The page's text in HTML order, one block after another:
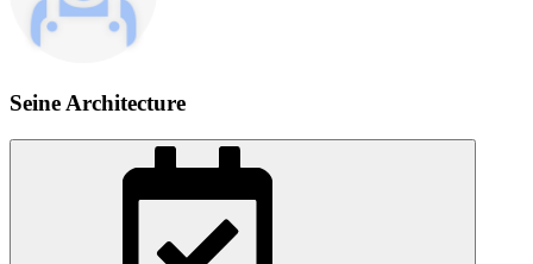
Seine Architecture